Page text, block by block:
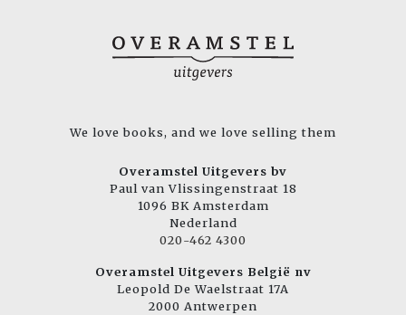
We love books, and we love selling them
Overamstel Uitgevers bv
Paul van Vlissingenstraat 18
1096 BK Amsterdam
Nederland
020-462 4300
Overamstel Uitgevers België nv
Leopold De Waelstraat 17A
2000 Antwerpen